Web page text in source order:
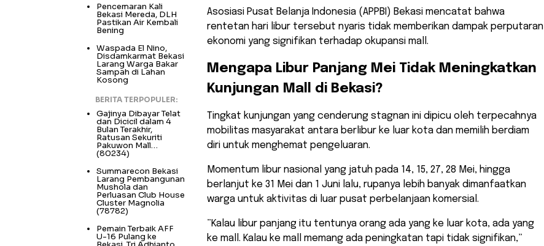
Asosiasi Pusat Belanja Indonesia (APPBI) Bekasi mencatat bahwa
rentetan hari libur tersebut nyaris tidak memberikan dampak perputaran
ekonomi yang signifikan terhadap okupansi mall.
​Mengapa Libur Panjang Mei Tidak Meningkatkan
Kunjungan Mall di Bekasi?
​Tingkat kunjungan yang cenderung stagnan ini dipicu oleh terpecahnya
mobilitas masyarakat antara berlibur ke luar kota dan memilih berdiam
diri untuk menghemat pengeluaran.
Momentum libur nasional yang jatuh pada 14, 15, 27, 28 Mei, hingga
berlanjut ke 31 Mei dan 1 Juni lalu, rupanya lebih banyak dimanfaatkan
warga untuk aktivitas di luar pusat perbelanjaan komersial.
​”Kalau libur panjang itu tentunya orang ada yang ke luar kota, ada yang
ke mall. Kalau ke mall memang ada peningkatan tapi tidak signifikan,”
Pencemaran Kali
Bekasi Mereda, DLH
Pastikan Air Kembali
Bening
Waspada El Nino,
Disdamkarmat Bekasi
Larang Warga Bakar
Sampah di Lahan
Kosong
BERITA TERPOPULER:
Gajinya Dibayar Telat
dan Dicicil dalam 4
Bulan Terakhir,
Ratusan Sekuriti
Pakuwon Mall…
(80234)
Summarecon Bekasi
Larang Pembangunan
Mushola dan
Perluasan Club House
Cluster Magnolia
(78782)
Pemain Terbaik AFF
U-16 Pulang ke